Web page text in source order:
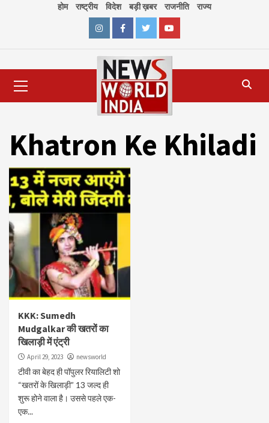
होम राष्ट्रीय विदेश बड़ी ख़बर राजनीति राज्य
InstagramFacebookTwitterYoutube
Menu
Khatron Ke Khiladi
KKK: Sumedh
Mudgalkar की खतरों का
खिलाड़ी में एंट्री
April 29, 2023 newsworld
टीवी का बेहद ही पॉपुलर रियालिटी शो
“खतरों के खिलाड़ी” 13 जल्द ही
शुरू होने वाला है। उससे पहले एक-
एक...